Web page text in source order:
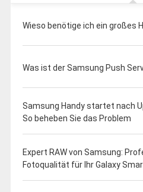
Wieso benötige ich ein großes
Was ist der Samsung Push
Samsung Handy startet nach
So beheben Sie das Problem
Expert RAW von Samsung:
Fotoqualität für Ihr Galaxy